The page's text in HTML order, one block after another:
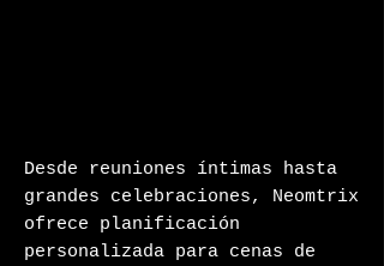
Desde reuniones íntimas hasta
grandes celebraciones, Neomtrix
ofrece planificación
personalizada para cenas de